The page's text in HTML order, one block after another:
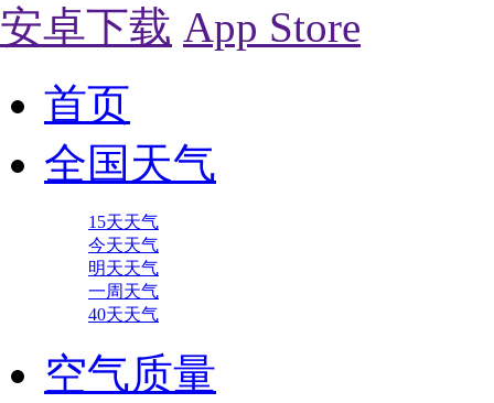
安卓下载 App Store
首页
全国天气
15天天气
今天天气
明天天气
一周天气
40天天气
空气质量